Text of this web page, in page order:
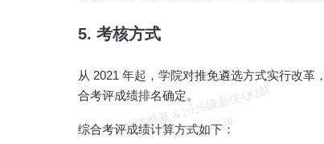
5. 考核方式
从 2021 年起，学院对推免遴选方式实行改
合考评成绩排名确定。
综合考评成绩计算方式如下：
北
洋
维
基
＆
2
0
2
6
级
新
生
Q
Q
群
1
0
2
8
2
2
6
8
3
8